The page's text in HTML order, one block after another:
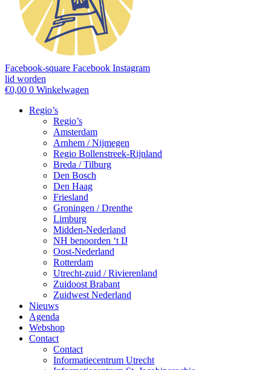
Facebook-square Facebook Instagram
lid worden
€0,00 0 Winkelwagen
Regio’s
Regio’s
Amsterdam
Arnhem / Nijmegen
Regio Bollenstreek-Rijnland
Breda / Tilburg
Den Bosch
Den Haag
Friesland
Groningen / Drenthe
Limburg
Midden-Nederland
NH benoorden ‘t IJ
Oost-Nederland
Rotterdam
Utrecht-zuid / Rivierenland
Zuidoost Brabant
Zuidwest Nederland
Nieuws
Agenda
Webshop
Contact
Contact
Informatiecentrum Utrecht